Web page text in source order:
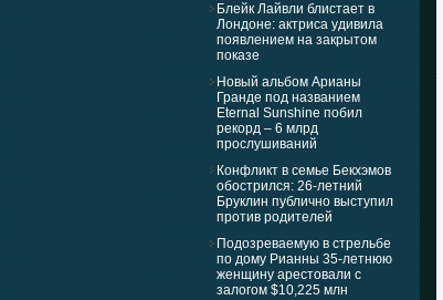
Блейк Лайвли блистает в
Лондоне: актриса удивила
появлением на закрытом
показе
Новый альбом Арианы
Гранде под названием
Eternal Sunshine побил
рекорд – 6 млрд
прослушиваний
Конфликт в семье Бекхэмов
обострился: 26-летний
Бруклин публично выступил
против родителей
Подозреваемую в стрельбе
по дому Рианны 35-летнюю
женщину арестовали с
залогом $10,225 млн